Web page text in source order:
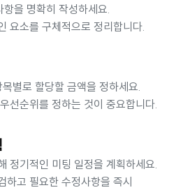
을 명확히 작성하세요.
요소를 구체적으로 정리합니다.
별로 할당할 금액을 정하세요.
선순위를 정하는 것이 중요합니다.
정기적인 미팅 일정을 계획하세요.
하고 필요한 수정사항을 즉시